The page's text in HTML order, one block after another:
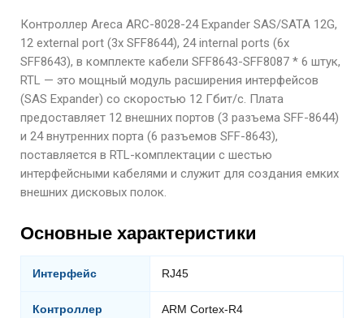
Контроллер Areca ARC-8028-24 Expander SAS/SATA 12G,
12 external port (3x SFF8644), 24 internal ports (6x
SFF8643), в комплекте кабели SFF8643-SFF8087 * 6 штук,
RTL — это мощный модуль расширения интерфейсов
(SAS Expander) со скоростью 12 Гбит/с. Плата
предоставляет 12 внешних портов (3 разъема SFF-8644)
и 24 внутренних порта (6 разъемов SFF-8643),
поставляется в RTL-комплектации с шестью
интерфейсными кабелями и служит для создания емких
внешних дисковых полок.
Основные характеристики
Интерфейс RJ45
Контроллер ARM Cortex-R4